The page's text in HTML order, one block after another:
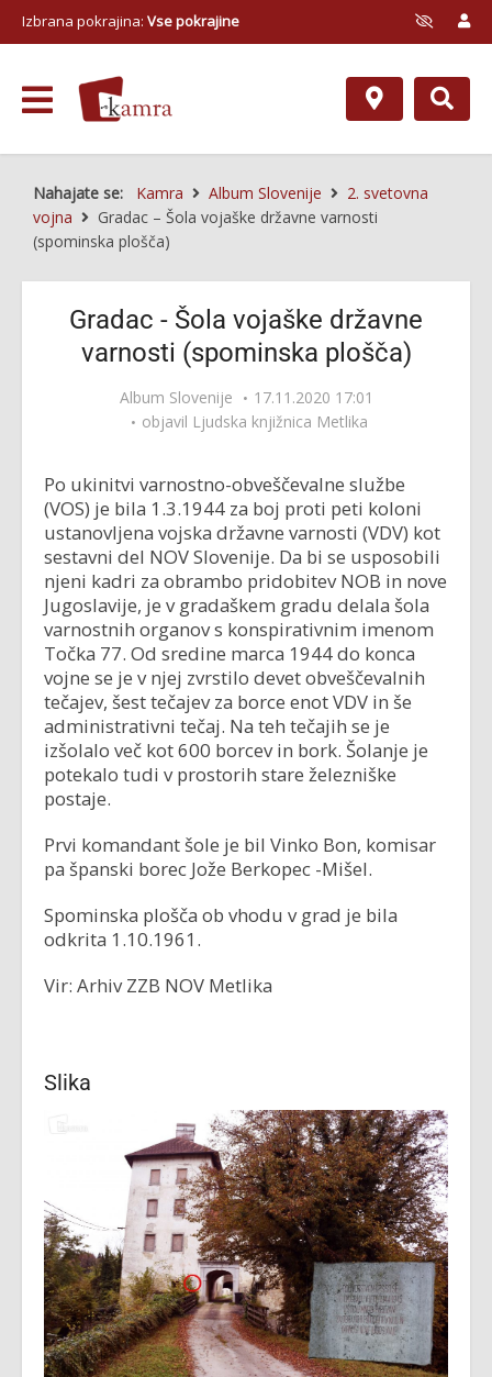
Izbrana pokrajina: Vse pokrajine
Nahajate se: Kamra Album Slovenije
2. svetovna
vojna
Gradac – Šola vojaške državne varnosti
(spominska plošča)
Gradac - Šola vojaške državne
varnosti (spominska plošča)
Album Slovenije
17.11.2020 17:01
objavil Ljudska knjižnica Metlika
Po ukinitvi varnostno-obveščevalne službe
(VOS) je bila 1.3.1944 za boj proti peti koloni
ustanovljena vojska državne varnosti (VDV) kot
sestavni del NOV Slovenije. Da bi se usposobili
njeni kadri za obrambo pridobitev NOB in nove
Jugoslavije, je v gradaškem gradu delala šola
varnostnih organov s konspirativnim imenom
Točka 77. Od sredine marca 1944 do konca
vojne se je v njej zvrstilo devet obveščevalnih
tečajev, šest tečajev za borce enot VDV in še
administrativni tečaj. Na teh tečajih se je
izšolalo več kot 600 borcev in bork. Šolanje je
potekalo tudi v prostorih stare železniške
postaje.
Prvi komandant šole je bil Vinko Bon, komisar
pa španski borec Jože Berkopec -Mišel.
Spominska plošča ob vhodu v grad je bila
odkrita 1.10.1961.
Vir: Arhiv ZZB NOV Metlika
Slika